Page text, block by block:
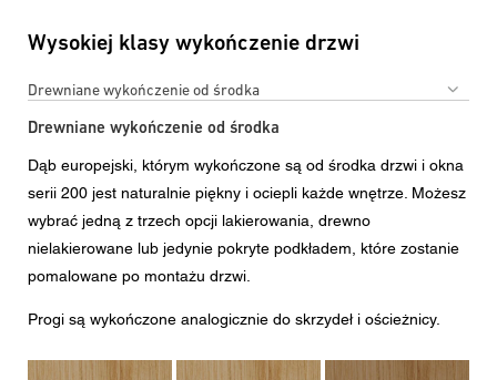
Wysokiej klasy wykończenie drzwi
Drewniane wykończenie od środka
Drewniane wykończenie od środka
Dąb europejski, którym wykończone są od środka drzwi i okna
serii 200 jest naturalnie piękny i ociepli każde wnętrze. Możesz
wybrać jedną z trzech opcji lakierowania, drewno
nielakierowane lub jedynie pokryte podkładem, które zostanie
pomalowane po montażu drzwi.
Progi są wykończone analogicznie do skrzydeł i ościeżnicy.